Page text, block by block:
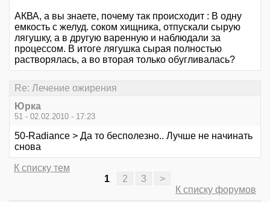
АКВА, а вы знаете, почему так происходит : В одну
емкость с желуд. соком хищника, отпускали сырую
лягушку, а в другую варенную и наблюдали за
процессом. В итоге лягушка сырая полностью
растворялась, а во вторая только обугливалась?
Re: Лечение ожирения
Юрка
51 - 02.02.2010 - 17:23
50-Radiance > Да то бесполезно.. Лучше не начинать
снова
К списку тем
1
2 3
>
К списку форумов